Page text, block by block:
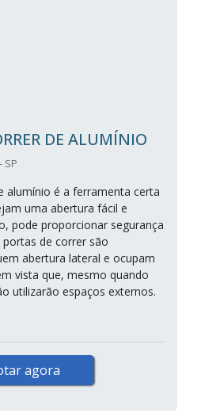
DE ALUMÍNIO
SP
alumínio é a ferramenta certa
uma abertura fácil e
pode proporcionar segurança
de correr são
abertura lateral e ocupam
vista que, mesmo quando
utilizarão espaços externos.
agora